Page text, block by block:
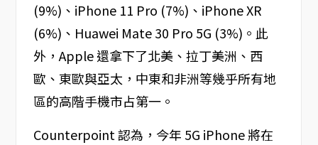
(9%)、iPhone 11 Pro (7%)、iPhone XR
(6%)、Huawei Mate 30 Pro 5G (3%)。此
外，Apple 還拿下了北美、拉丁美洲、西
歐、東歐與亞太，中東和非洲等幾乎所有地
區的高階手機市占第一。
Counterpoint 認為，今年 5G iPhone 將在